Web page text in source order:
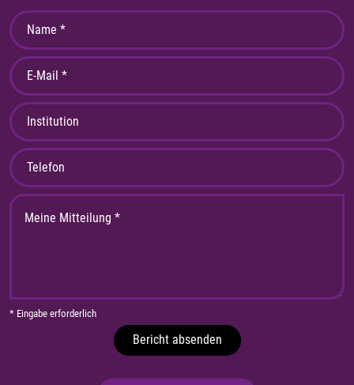
* Eingabe erforderlich
Bericht absenden